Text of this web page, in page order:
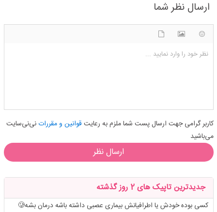
ارسال نظر شما
نظر خود را وارد نمایید ...
کاربر گرامی جهت ارسال پست شما ملزم به رعایت قوانین و مقرراتنی‌نی‌سایت
می‌باشید
ارسال نظر
جدیدترین تاپیک های 2 روز گذشته
کسی بوده خودش یا اطرافیانش بیماری عصبی داشته باشه درمان بشه🥲